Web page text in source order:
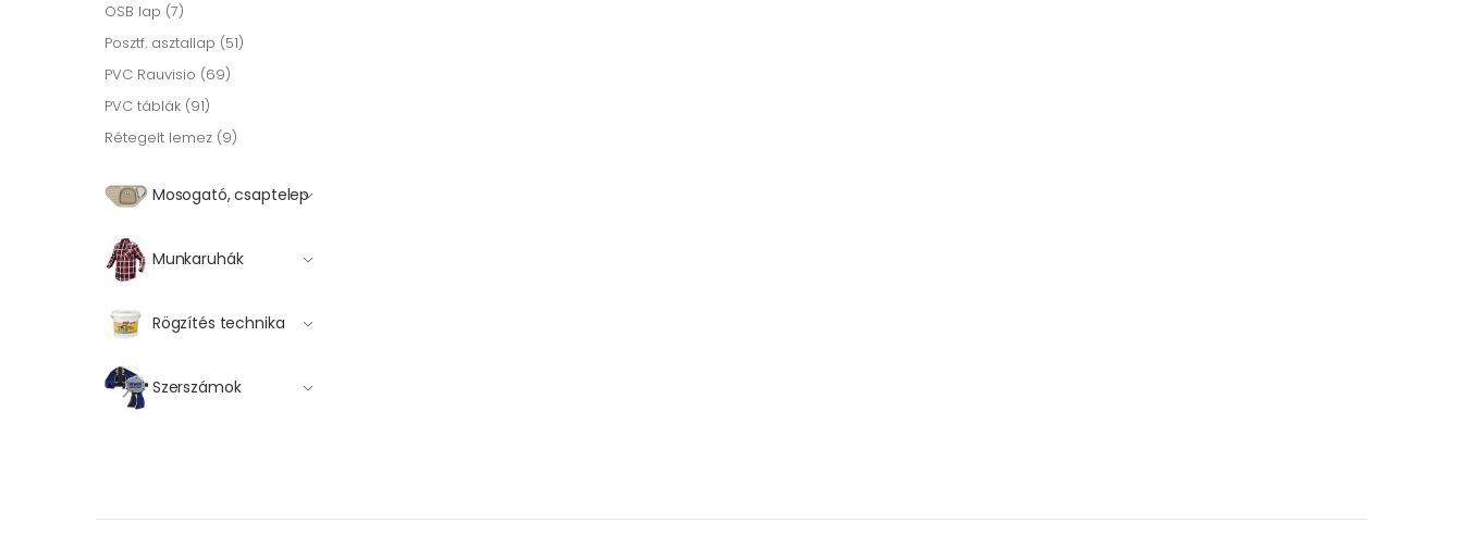
OSB lap (7)
Posztf. asztallap (51)
PVC Rauvisio (69)
PVC táblák (91)
Rétegelt lemez (9)
Mosogató, csaptelep
Munkaruhák
Rögzítés technika
Szerszámok